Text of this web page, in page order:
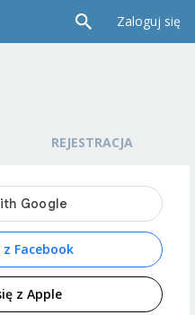
Zaloguj się
REJESTRACJA
Facebook
z Apple